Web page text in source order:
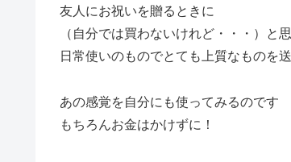
友人にお祝いを贈るときに
（自分では買わないけれど・・・）と
日常使いのものでとても上質なものを
あの感覚を自分にも使ってみるのです
もちろんお金はかけずに！